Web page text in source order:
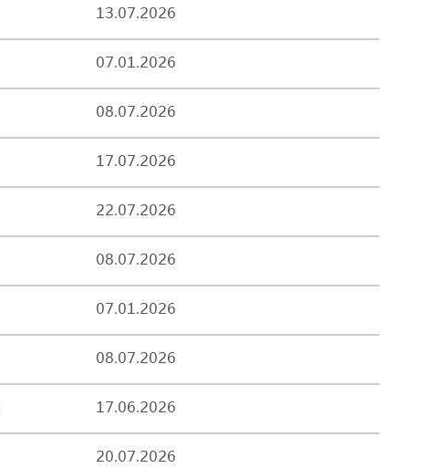
13.07.2026
07.01.2026
08.07.2026
17.07.2026
22.07.2026
08.07.2026
07.01.2026
08.07.2026
17.06.2026
20.07.2026